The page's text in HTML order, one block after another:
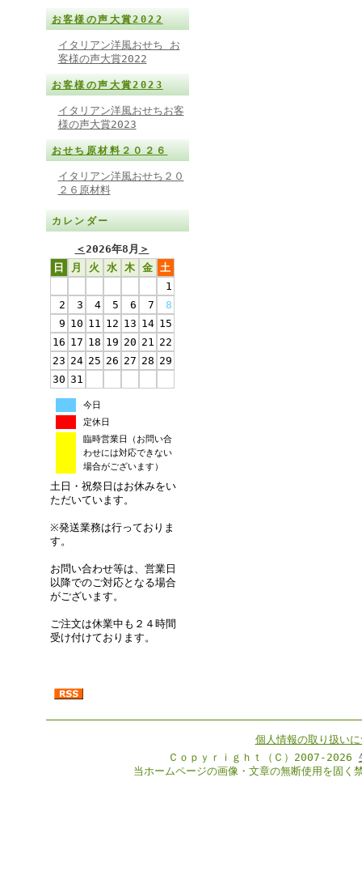
お客様の声大賞2022
イタリアン洋風おせち お
客様の声大賞2022
お客様の声大賞2023
イタリアン洋風おせちお客
様の声大賞2023
おせち原材料２０２６
イタリアン洋風おせち２０
２６原材料
カレンダー
＜2026年8月 ＞
日
月 火 水 木 金 土
1
2
3 4 5 6 7
8
9 10 11 12 13 14 15
16 17 18 19 20 21 22
23 24 25 26 27 28 29
30 31
今日
定休日
臨時営業日（お問い合
わせには対応できない
場合がございます）
土日・祝祭日はお休みをい
ただいています。
※発送業務は行っておりま
す。
お問い合わせ等は、営業日
以降でのご対応となる場合
がございます。
ご注文は休業中も２４時間
受け付けております。
個人情報の取り扱い
Ｃｏｐｙｒｉｇｈｔ（Ｃ）2007-2026
当ホームページの画像・文章の無断使用を固